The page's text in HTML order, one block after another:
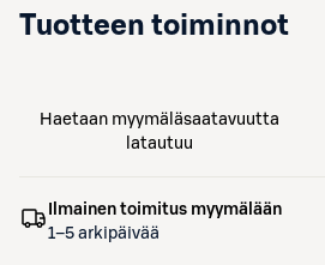
Tuotteen toiminnot
Haetaan myymäläsaatavuutta
latautuu
Ilmainen toimitus myymälään
1–5 arkipäivää